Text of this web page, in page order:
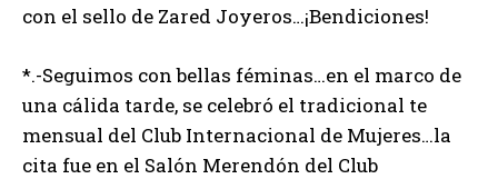
con el sello de Zared Joyeros…¡Bendiciones!
*.-Seguimos con bellas féminas…en el marco de
una cálida tarde, se celebró el tradicional te
mensual del Club Internacional de Mujeres…la
cita fue en el Salón Merendón del Club